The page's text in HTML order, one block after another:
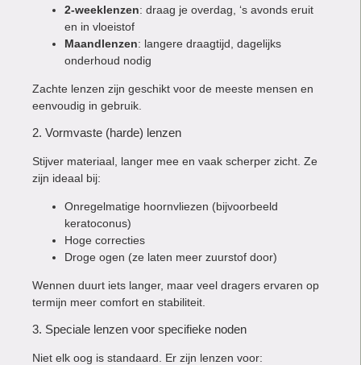
2-weeklenzen: draag je overdag, ‘s avonds eruit
en in vloeistof
Maandlenzen: langere draagtijd, dagelijks
onderhoud nodig
Zachte lenzen zijn geschikt voor de meeste mensen en
eenvoudig in gebruik.
2. Vormvaste (harde) lenzen
Stijver materiaal, langer mee en vaak scherper zicht. Ze
zijn ideaal bij:
Onregelmatige hoornvliezen (bijvoorbeeld
keratoconus)
Hoge correcties
Droge ogen (ze laten meer zuurstof door)
Wennen duurt iets langer, maar veel dragers ervaren op
termijn meer comfort en stabiliteit.
3. Speciale lenzen voor specifieke noden
Niet elk oog is standaard. Er zijn lenzen voor: